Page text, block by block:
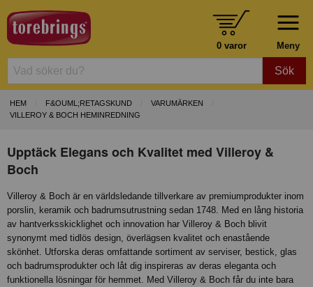
Meny
0 varor
Sök
HEM F&OUML;RETAGSKUND
VARUMÄRKEN
VILLEROY & BOCH HEMINREDNING
Upptäck Elegans och Kvalitet med Villeroy &
Boch
Villeroy & Boch är en världsledande tillverkare av premiumprodukter inom
porslin, keramik och badrumsutrustning sedan 1748. Med en lång historia
av hantverksskicklighet och innovation har Villeroy & Boch blivit
synonymt med tidlös design, överlägsen kvalitet och enastående
skönhet. Utforska deras omfattande sortiment av serviser, bestick, glas
och badrumsprodukter och låt dig inspireras av deras eleganta och
funktionella lösningar för hemmet. Med Villeroy & Boch får du inte bara